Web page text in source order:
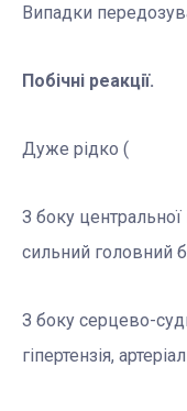
Випадки
Побічні реакції.
Дуже рідко (
З боку
сильний головний
З боку серцево-
гіпертензія,